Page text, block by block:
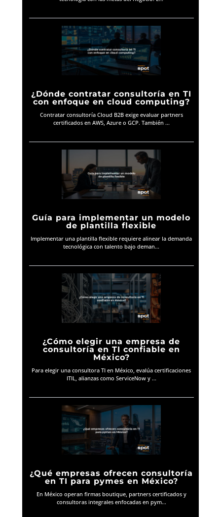
¿Dónde contratar consultoría en TI
con enfoque en cloud computing?
Contratar consultoría Cloud B2B exige evaluar partners
certificados en AWS, Azure o GCP. También ...
Guía para implementar un modelo
de plantilla flexible
Implementar una plantilla flexible requiere alinear la demanda
tecnológica con talento bajo deman...
¿Cómo elegir una empresa de
consultoría en TI confiable en
México?
Para elegir una consultora TI en México, evalúa certificaciones
ITIL, alianzas como ServiceNow y ...
¿Qué empresas ofrecen consultoría
en TI para pymes en México?
En México operan firmas boutique, partners certificados y
consultoras integrales enfocadas en pym...